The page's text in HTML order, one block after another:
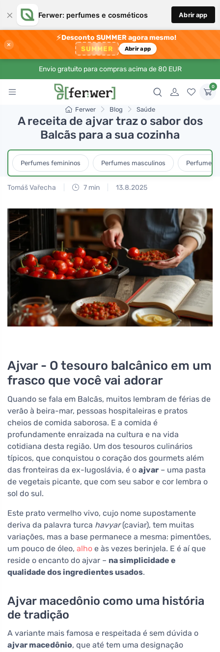
× Ferwer: perfumes e cosméticos Abrir app
×
⚡Desconto SUMMER agora mesmo!
SUMMER Abrir app
Envio gratuito para compras acima de 80 EUR
0
Ferwer Blog Saúde
A receita de ajvar traz o sabor dos
Balcãs para a sua cozinha
Perfumes femininos Perfumes masculinos Perfumes
Tomáš Vařecha 7 min 13.8.2025
Ajvar - O tesouro balcânico em um
frasco que você vai adorar
Quando se fala em Balcãs, muitos lembram de férias de
verão à beira-mar, pessoas hospitaleiras e pratos
cheios de comida saborosa. E a comida é
profundamente enraizada na cultura e na vida
cotidiana desta região. Um dos tesouros culinários
típicos, que conquistou o coração dos gourmets além
das fronteiras da ex-Iugoslávia, é o ajvar – uma pasta
de vegetais picante, que com seu sabor e cor lembra o
sol do sul.
Este prato vermelho vivo, cujo nome supostamente
deriva da palavra turca havyar(caviar), tem muitas
variações, mas a base permanece a mesma: pimentões,
um pouco de óleo, alho e às vezes berinjela. E é aí que
reside o encanto do ajvar – na simplicidade e
qualidade dos ingredientes usados.
Ajvar macedônio como uma história
de tradição
A variante mais famosa e respeitada é sem dúvida o
ajvar macedônio, que até tem uma designação